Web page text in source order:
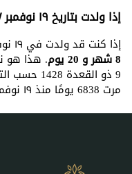
إذا ولدت بتاريخ ١٩ نوفمبر ٢٠٠٧ م فكم سيكون عمري؟
إذا كنت قد ولدت في ١٩ نوفمبر ٢٠٠٧ م، فسيكون عمرك
8 شهر و 20 يوم . هذا هو
9 ذو
مرت 6838 يومًا منذ ١٩ نوفمبر ٢٠٠٧ م.